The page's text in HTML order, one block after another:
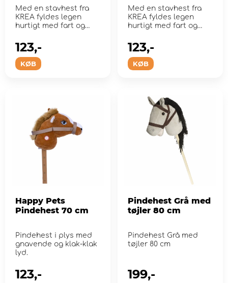
Med en stavhest fra
KREA fyldes legen
hurtigt med fart og
KØB
123,-
Med en stavhest fra
KREA fyldes legen
hurtigt med fart og
KØB
123,-
Happy Pets
Pindehest 70 cm
Pindehest i plys med
gnavende og klak-klak
lyd.
123,-
Pindehest Grå med
tøjler 80 cm
Pindehest Grå med
tøjler 80 cm
199,-